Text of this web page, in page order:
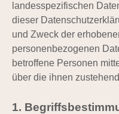
landesspezifischen
dieser
und Zweck der
personenbezogenen
betroffene Personen
über die ihnen
1.